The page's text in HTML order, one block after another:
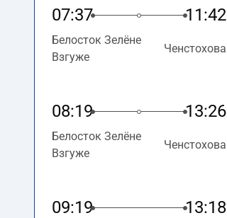
07:37 11:42
Белосток Зелёне
Взгуже
Ченстохова
08:19 13:26
Белосток Зелёне
Взгуже
Ченстохова
09:19 13:18